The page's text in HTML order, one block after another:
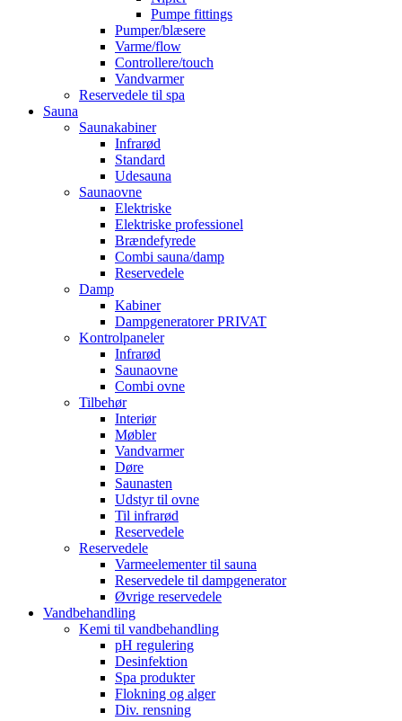
Pumpe fittings
Pumper/blæsere
Varme/flow
Controllere/touch
Vandvarmer
Reservedele til spa
Sauna
Saunakabiner
Infrarød
Standard
Udesauna
Saunaovne
Elektriske
Elektriske professionel
Brændefyrede
Combi sauna/damp
Reservedele
Damp
Kabiner
Dampgeneratorer PRIVAT
Kontrolpaneler
Infrarød
Saunaovne
Combi ovne
Tilbehør
Interiør
Møbler
Vandvarmer
Døre
Saunasten
Udstyr til ovne
Til infrarød
Reservedele
Reservedele
Varmeelementer til sauna
Reservedele til dampgenerator
Øvrige reservedele
Vandbehandling
Kemi til vandbehandling
pH regulering
Desinfektion
Spa produkter
Flokning og alger
Div. rensning